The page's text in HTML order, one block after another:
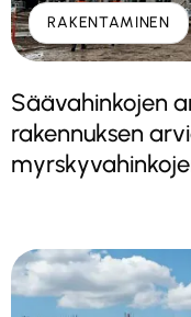
RAKENTAMINEN
Säävahinkojen
rakennuksen